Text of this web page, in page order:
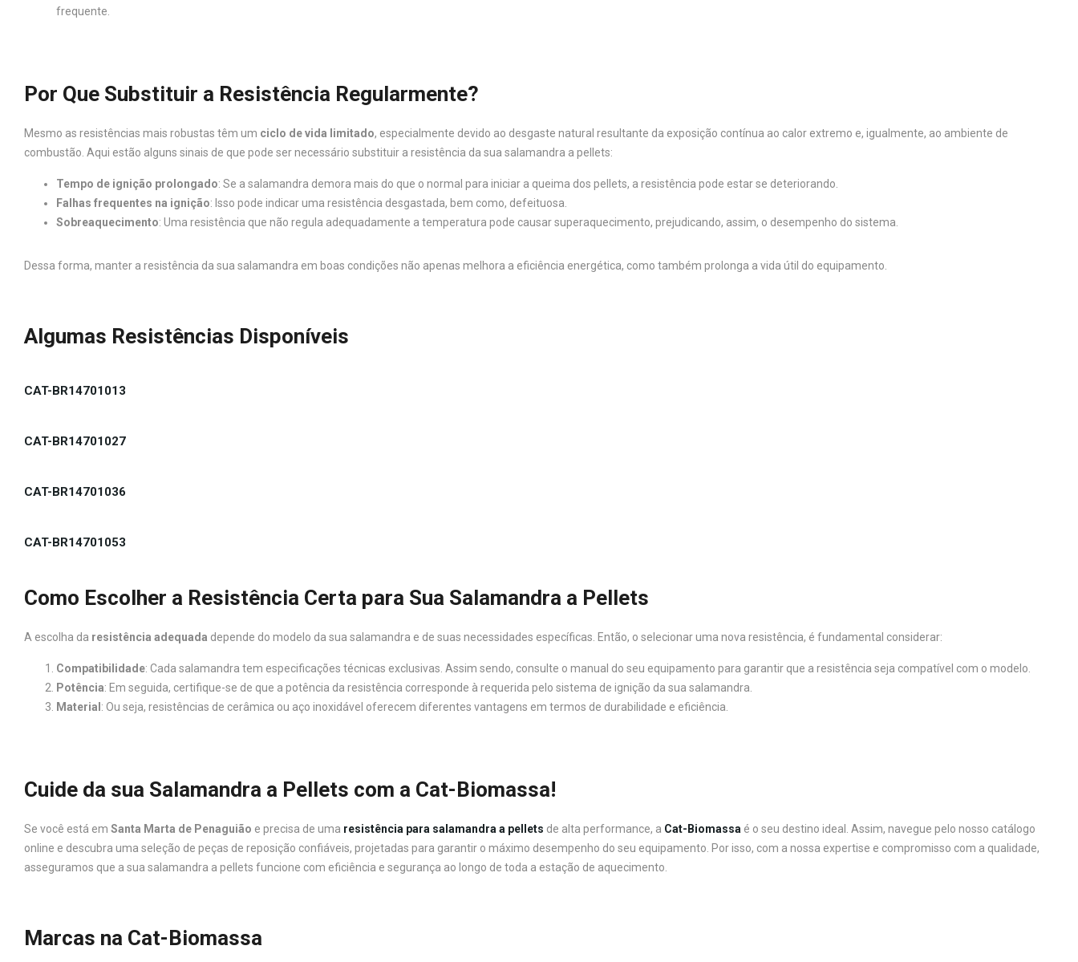
frequente.
Por Que Substituir a Resistência Regularmente?
Mesmo as resistências mais robustas têm um ciclo de vida limitado, especialmente devido ao desgaste natural resultante da exposição contínua ao calor extremo e, igualmente, ao ambiente de
combustão. Aqui estão alguns sinais de que pode ser necessário substituir a resistência da sua salamandra a pellets:
Tempo de ignição prolongado: Se a salamandra demora mais do que o normal para iniciar a queima dos pellets, a resistência pode estar se deteriorando.
Falhas frequentes na ignição: Isso pode indicar uma resistência desgastada, bem como, defeituosa.
Sobreaquecimento: Uma resistência que não regula adequadamente a temperatura pode causar superaquecimento, prejudicando, assim, o desempenho do sistema.
Dessa forma, manter a resistência da sua salamandra em boas condições não apenas melhora a eficiência energética, como também prolonga a vida útil do equipamento.
Algumas Resistências Disponíveis
CAT-BR14701013
CAT-BR14701027
CAT-BR14701036
CAT-BR14701053
Como Escolher a Resistência Certa para Sua Salamandra a Pellets
A escolha da resistência adequada depende do modelo da sua salamandra e de suas necessidades específicas. Então, o selecionar uma nova resistência, é fundamental considerar:
Compatibilidade: Cada salamandra tem especificações técnicas exclusivas. Assim sendo, consulte o manual do seu equipamento para garantir que a resistência seja compatível com o modelo.
Potência: Em seguida, certifique-se de que a potência da resistência corresponde à requerida pelo sistema de ignição da sua salamandra.
Material : Ou seja, resistências de cerâmica ou aço inoxidável oferecem diferentes vantagens em termos de durabilidade e eficiência.
Cuide da sua Salamandra a Pellets com a Cat-Biomassa!
Se você está em Santa Marta de Penaguião e precisa de uma resistência para salamandra a pellets de alta performance, a Cat-Biomassa é o seu destino ideal. Assim, navegue pelo nosso catálogo
online e descubra uma seleção de peças de reposição confiáveis, projetadas para garantir o máximo desempenho do seu equipamento. Por isso, com a nossa expertise e compromisso com a qualidade,
asseguramos que a sua salamandra a pellets funcione com eficiência e segurança ao longo de toda a estação de aquecimento.
Marcas na Cat-Biomassa